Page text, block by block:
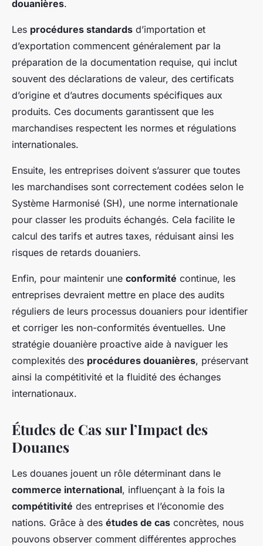
douanières.
Les procédures standards d’importation et
d’exportation commencent généralement par la
préparation de la documentation requise, qui inclut
souvent des déclarations de valeur, des certificats
d’origine et d’autres documents spécifiques aux
produits. Ces documents garantissent que les
marchandises respectent les normes et régulations
internationales.
Ensuite, les entreprises doivent s’assurer que toutes
les marchandises sont correctement codées selon le
Système Harmonisé (SH), une norme internationale
pour classer les produits échangés. Cela facilite le
calcul des tarifs et autres taxes, réduisant ainsi les
risques de retards douaniers.
Enfin, pour maintenir une conformité continue, les
entreprises devraient mettre en place des audits
réguliers de leurs processus douaniers pour identifier
et corriger les non-conformités éventuelles. Une
stratégie douanière proactive aide à naviguer les
complexités des procédures douanières, préservant
ainsi la compétitivité et la fluidité des échanges
internationaux.
Études de Cas sur l’Impact des
Douanes
Les douanes jouent un rôle déterminant dans le
commerce international, influençant à la fois la
compétitivité des entreprises et l’économie des
nations. Grâce à des études de cas concrètes, nous
pouvons observer comment différentes approches